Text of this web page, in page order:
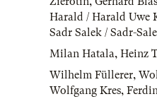
Harald / Harald Uwe
Sadr Salek / Sadr-
Milan Hatala, Heinz
Wilhelm Füllerer,
Wolfgang Kres,